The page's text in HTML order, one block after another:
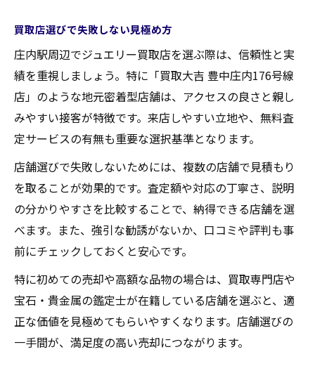
買取価格に納得するための比較ポイント
信頼できる買取店の特徴と選び方
査定内容の説明をしっかり確認する重要性
売却時に押さえておきたい注意事項
庄内駅エリアで失敗しない買取手続きの秘訣
トラブルを避けるための注意点まとめ
買取手続きでよくある失敗事例と対策
査定結果の説明を受ける際の確認事項
手数料などの費用を事前に調べる重要性
買取店選びで失敗しない見極め方
庄内駅周辺でジュエリー買取店を選ぶ際は、信頼性と実
績を重視しましょう。特に「買取大吉 豊中庄内176号線
店」のような地元密着型店舗は、アクセスの良さと親し
みやすい接客が特徴です。来店しやすい立地や、無料査
定サービスの有無も重要な選択基準となります。
店舗選びで失敗しないためには、複数の店舗で見積もり
を取ることが効果的です。査定額や対応の丁寧さ、説明
の分かりやすさを比較することで、納得できる店舗を選
べます。また、強引な勧誘がないか、口コミや評判も事
前にチェックしておくと安心です。
特に初めての売却や高額な品物の場合は、買取専門店や
宝石・貴金属の鑑定士が在籍している店舗を選ぶと、適
正な価値を見極めてもらいやすくなります。店舗選びの
一手間が、満足度の高い売却につながります。